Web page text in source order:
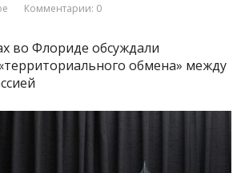
Комментарии: 0
во Флориде обсуждали
обмена» между